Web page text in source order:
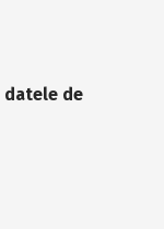
datele de